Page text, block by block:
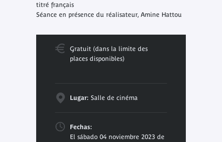
titré français
Séance en présence du réalisateur, Amine Hattou
Gratuit (dans la limite des
places disponibles)
Lugar: Salle de cinéma
Fechas:
El sábado 04 noviembre 2023 de